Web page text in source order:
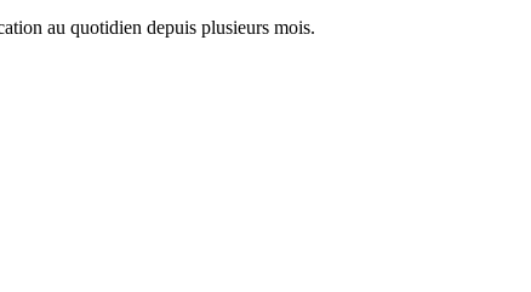
au quotidien depuis plusieurs mois.